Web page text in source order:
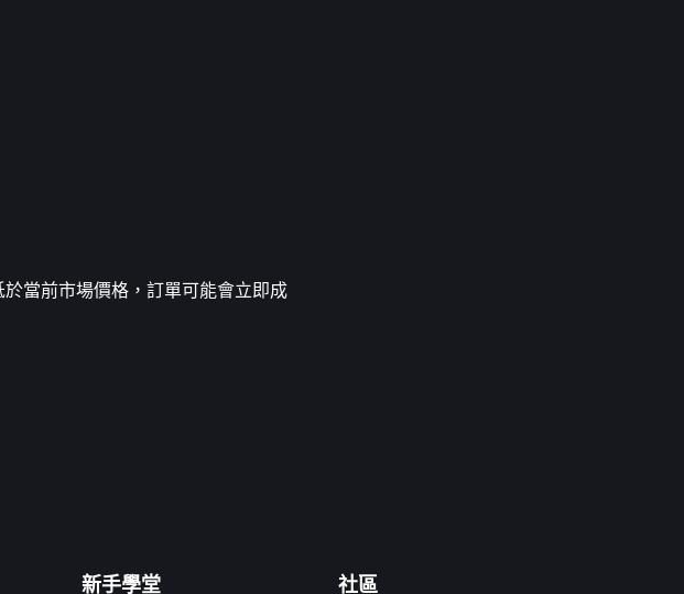
當前市場價格，訂單可能會立即成
新手學堂 社區